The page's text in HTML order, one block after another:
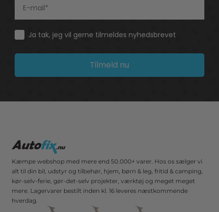
Consent
Ja tak, jeg vil gerne tilmeldes nyhedsbrevet
Tilmeld nu
Kæmpe webshop med mere end 50.000+ varer. Hos os sælger vi
alt til din bil, udstyr og tilbehør, hjem, børn & leg, fritid & camping,
kør-selv-ferie, gør-det-selv projekter, værktøj og meget meget
mere. Lagervarer bestilt inden kl. 16 leveres næstkommende
hverdag.